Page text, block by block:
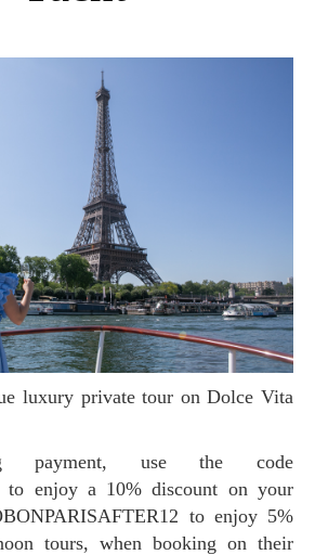
to enjoy a 10% discount on your
to enjoy 5%
tours, when booking on their